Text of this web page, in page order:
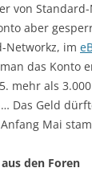
von Standard-
aber
Networkz, im
das Konto
mehr als
Das Geld
Mai
den Foren